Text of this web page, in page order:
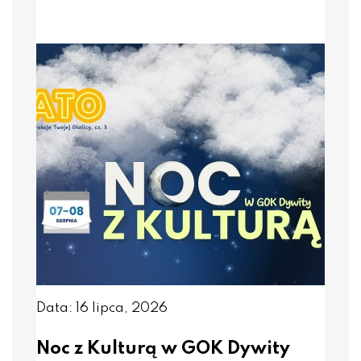
Data: 16 lipca, 2026
Noc z Kulturą w GOK Dywity